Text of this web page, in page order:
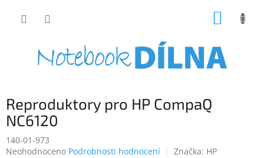
Reproduktory pro HP CompaQ
NC6120
140-01-973
Průměrné
Neohodnoceno Podrobnosti hodnocení Značka: HP